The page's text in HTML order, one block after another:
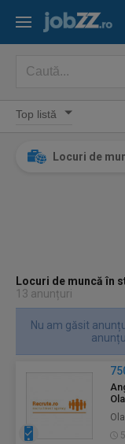
Locuri de
Locuri de muncă în
13 anunțuri
Nu am găsit